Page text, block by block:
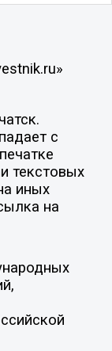
с
текстовых
иных
на